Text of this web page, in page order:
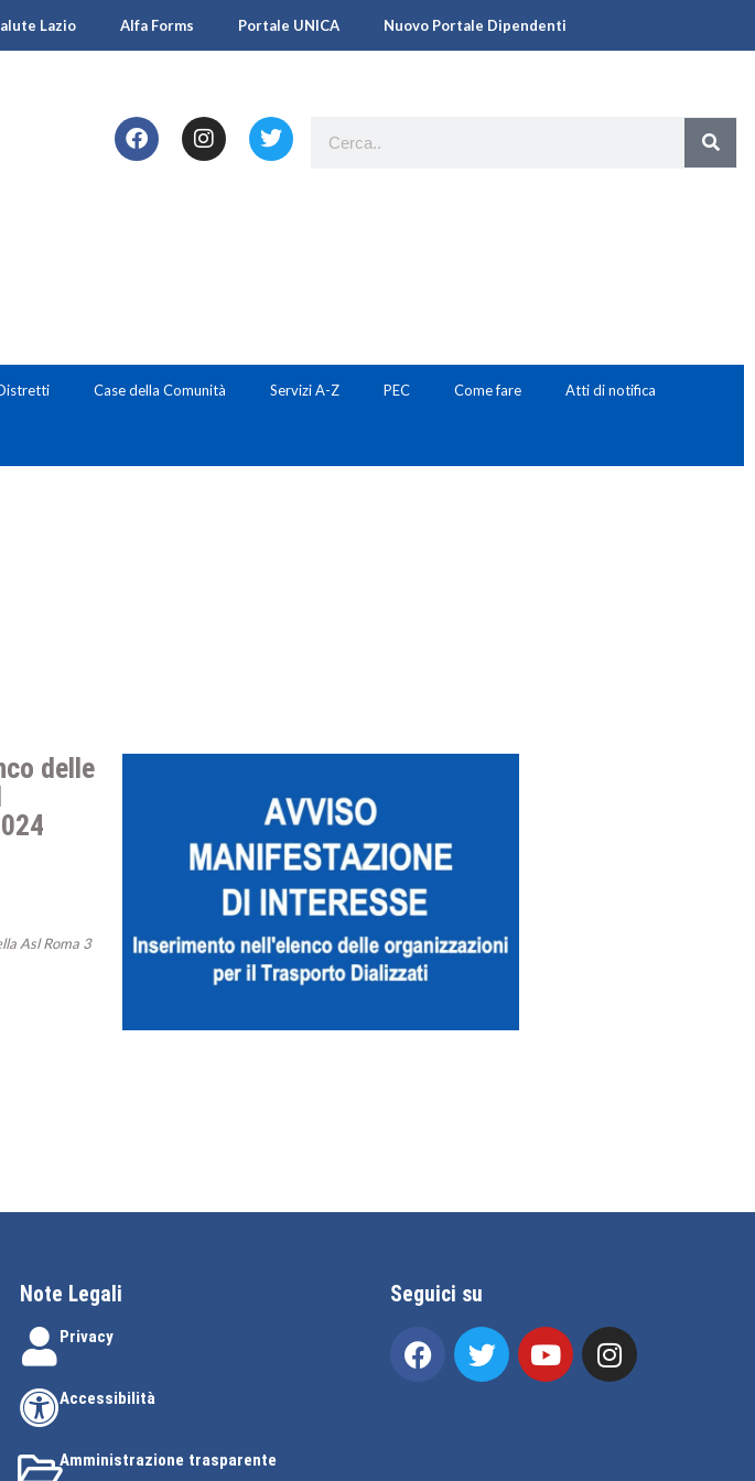
Lazio Alfa Forms Portale UNICA Nuovo Portale Dipendenti
Case della Comunità Servizi A-Z PEC Come fare Atti di notifica
delle
Asl Roma 3
Note Legali
Privacy
Accessibilità
Amministrazione trasparente
Seguici su